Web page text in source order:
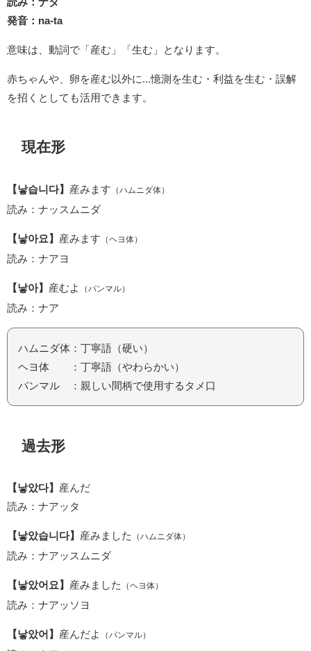
発音：na-ta
意味は、動詞で「産む」「生む」となります。
赤ちゃんや、卵を産む以外に...憶測を生む・利益を生む・誤解
を招くとしても活用できます。
現在形
【낳습니다】 産みます （ハムニダ体）
読み：ナッスムニダ
【낳아요】 産みます （ヘヨ体）
読み：ナアヨ
【낳아】 産むよ （パンマル）
読み：ナア
ハムニダ体：丁寧語（硬い）
ヘヨ体 ：丁寧語（やわらかい）
パンマル ：親しい間柄で使用するタメ口
過去形
【낳았다】 産んだ
読み：ナアッタ
【낳았습니다】 産みました （ハムニダ体）
読み：ナアッスムニダ
【낳았어요】 産みました （ヘヨ体）
読み：ナアッソヨ
【낳았어】 産んだよ （パンマル）